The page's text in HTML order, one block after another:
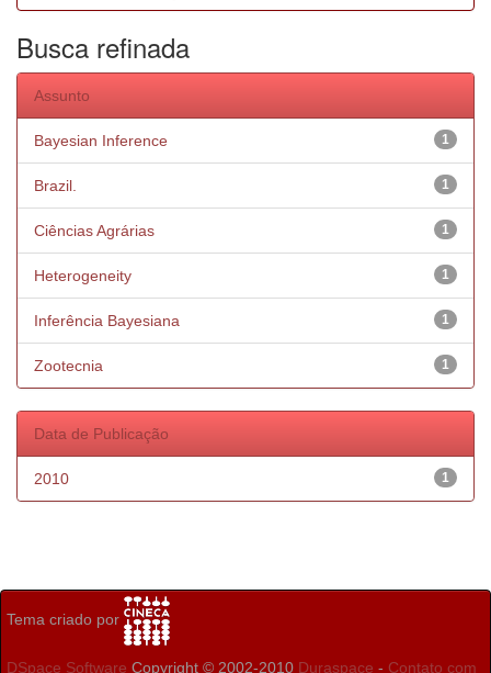
Busca refinada
Assunto
1
Bayesian Inference
1
Brazil.
1
Ciências Agrárias
1
Heterogeneity
1
Inferência Bayesiana
1
Zootecnia
Data de Publicação
1
2010
Tema criado por
DSpace Software Copyright © 2002-2010 Duraspace - Contato com